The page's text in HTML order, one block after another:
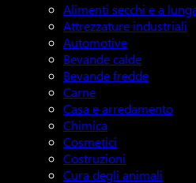
Alimenti secchi e a
Attrezzature industriali
Automotive
Bevande calde
Bevande fredde
Carne
Casa e arredamento
Chimica
Cosmetici
Costruzioni
Cura degli animali